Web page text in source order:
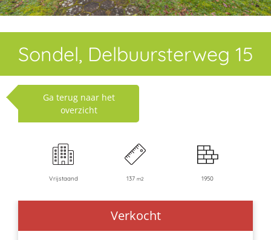
Sondel, Delbuursterweg 15
Ga terug naar het
overzicht
Vrijstaand 137m2 1950
Verkocht